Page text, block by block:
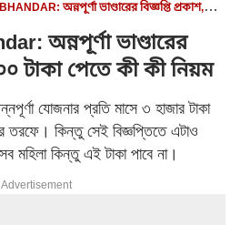
অন্নপূর্ণা ভাণ্ডারের বিজ্ঞপ্তি প্রকাশ,
অন্নপূর্ণা ভাণ্ডারের
টাকা পেতে কী কী নিয়ম
যোজনার প্রতি মাসে ৩ হাজার টাকা
তরফে। কিন্তু সেই বিজ্ঞপ্তিতে এটাও
মহিলা কিন্তু এই টাকা পাবে না।
Advertisement